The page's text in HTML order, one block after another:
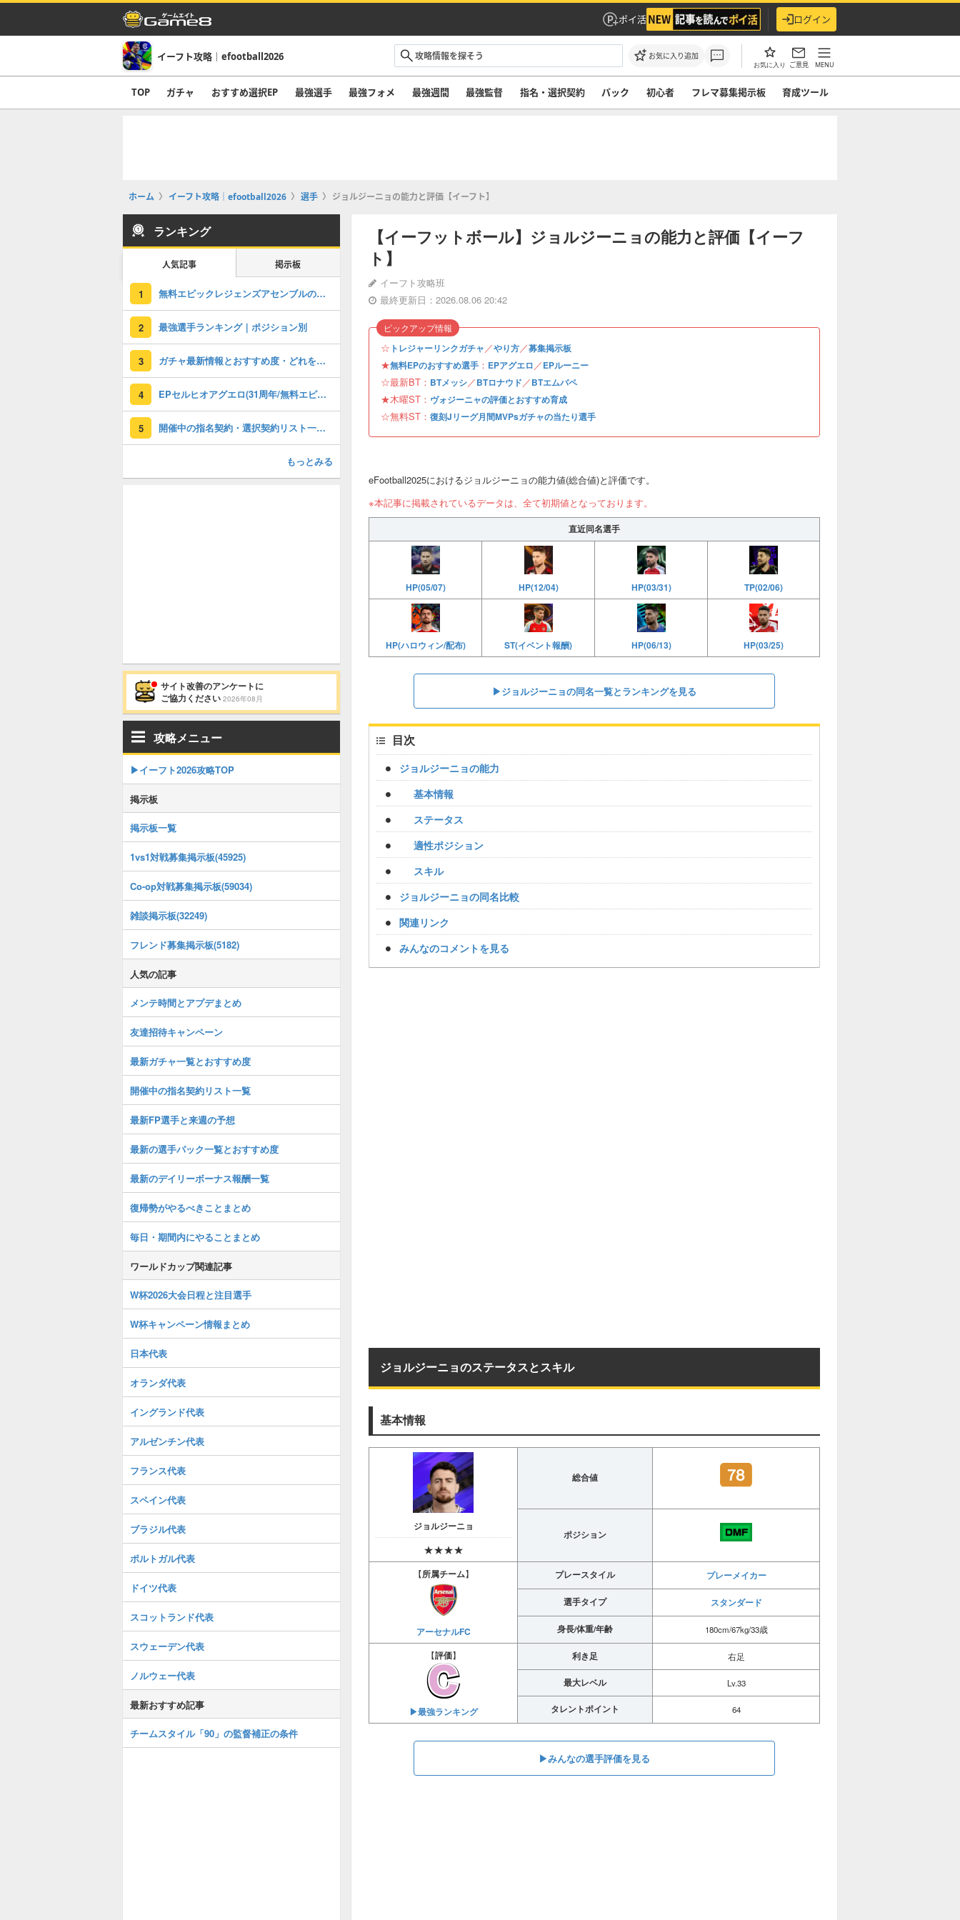
ポイ活 ログイン
イーフト攻略｜efootball2026 お気に入り追加
お気に入り ご意見 MENU
TOP ガチャ おすすめ選択EP 最強選手 最強フォメ 最強週間 最強監督 指名・選択契約 パック 初心者 フレマ募集掲示板 育成ツール
ホーム イーフト攻略｜efootball2026 選手 ジョルジーニョの能力と評価【イーフト】
【イーフットボール】ジョルジーニョの能力と評価【イーフ
ト】
イーフト攻略班
最終更新日：2026.08.06 20:42
☆ トレジャーリンクガチャ／やり方／募集掲示板
★無料EPのおすすめ選手 ： EPアグエロ／EPルーニー
☆最新BT： BTメッシ／BTロナウド／BTエムバペ
★木曜ST： ヴォジーニャの評価とおすすめ育成
☆無料ST： 復刻Jリーグ月間MVPsガチャの当たり選手
ピックアップ情報
eFootball2025におけるジョルジーニョの能力値(総合値)と評価です。
※本記事に掲載されているデータは、全て初期値となっております。
直近同名選手
HP(05/07) HP(12/04) HP(03/31) TP(02/06)
HP(ハロウィン/配布) ST(イベント報酬) HP(06/13) HP(03/25)
▶︎ジョルジーニョの同名一覧とランキングを見る
目次
ジョルジーニョの能力
基本情報
ステータス
適性ポジション
スキル
ジョルジーニョの同名比較
関連リンク
みんなのコメントを見る
ジョルジーニョのステータスとスキル
基本情報
ジョルジーニョ
★★★★
総合値
ポジション
【所属チーム】
アーセナルFC
プレースタイル プレーメイカー
選手タイプ スタンダード
身長/体重/年齢 180cm/67kg/33歳
【評価】
▶︎最強ランキング
利き足 右足
最大レベル Lv.33
タレントポイント 64
▶︎みんなの選手評価を見る
ランキング
人気記事 掲示板
1 無料エピックレジェンズアセンブルのおすすめ選択(当たり)選手ランキングと引き方
2 最強選手ランキング｜ポジション別
3 ガチャ最新情報とおすすめ度・どれを引くべき？
4 EPセルヒオアグエロ(31周年/無料エピック)の評価とおすすめ育成・スキル追加
5 開催中の指名契約・選択契約リスト一覧とおすすめ獲得選手
もっとみる
サイト改善のアンケートに
ご協力ください 2026年08月
攻略メニュー
▶イーフト2026攻略TOP
掲示板
掲示板一覧
1vs1対戦募集掲示板(45925)
Co-op対戦募集掲示板(59034)
雑談掲示板(32249)
フレンド募集掲示板(5182)
人気の記事
メンテ時間とアプデまとめ
友達招待キャンペーン
最新ガチャ一覧とおすすめ度
開催中の指名契約リスト一覧
最新FP選手と来週の予想
最新の選手パック一覧とおすすめ度
最新のデイリーボーナス報酬一覧
復帰勢がやるべきことまとめ
毎日・期間内にやることまとめ
ワールドカップ関連記事
W杯2026大会日程と注目選手
W杯キャンペーン情報まとめ
日本代表
オランダ代表
イングランド代表
アルゼンチン代表
フランス代表
スペイン代表
ブラジル代表
ポルトガル代表
ドイツ代表
スコットランド代表
スウェーデン代表
ノルウェー代表
最新おすすめ記事
チームスタイル「90」の監督補正の条件